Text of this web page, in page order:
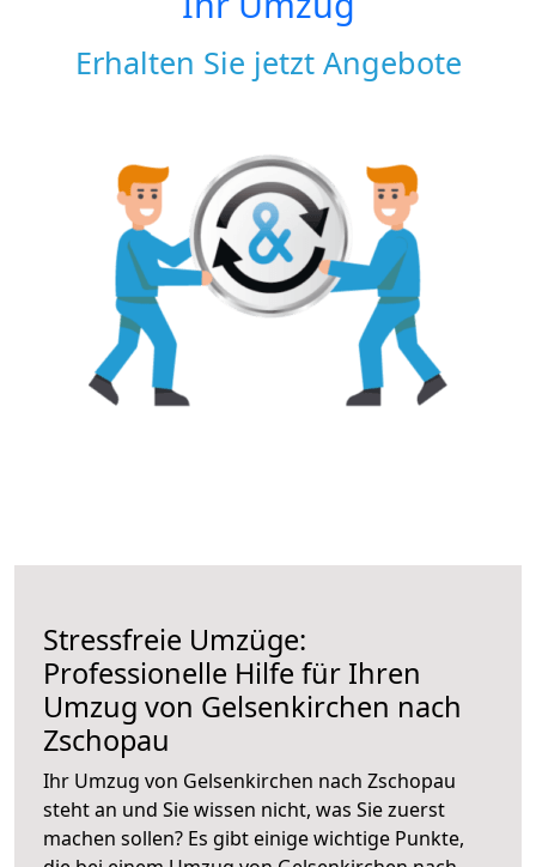
Erhalten Sie jetzt Angebote
Stressfreie Umzüge:
Professionelle Hilfe für Ihren
Umzug von Gelsenkirchen nach
Zschopau
Ihr Umzug von Gelsenkirchen nach Zschopau
steht an und Sie wissen nicht, was Sie zuerst
machen sollen? Es gibt einige wichtige Punkte,